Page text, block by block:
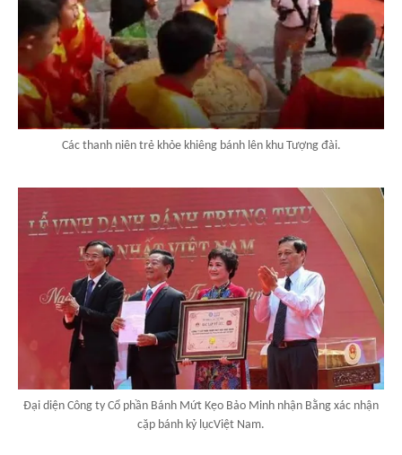
Các thanh niên trẻ khỏe khiêng bánh lên khu Tượng đài.
Đại diện Công ty Cổ phần Bánh Mứt Kẹo Bảo Minh nhận Bằng xác nhận
cặp bánh kỷ lụcViệt Nam.